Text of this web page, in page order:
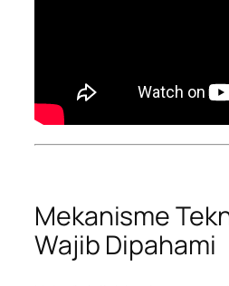
Mekanisme
Wajib Dipahami